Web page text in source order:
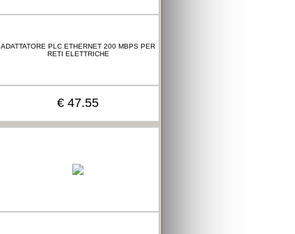
ADATTATORE PLC ETHERNET 200 MBPS PER
RETI ELETTRICHE
€ 47.55